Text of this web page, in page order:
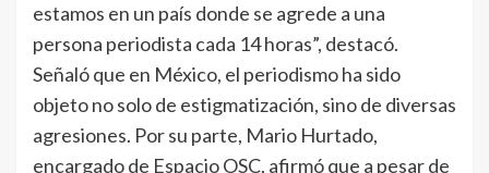
estamos en un país donde se agrede a una
persona periodista cada 14 horas”, destacó.
Señaló que en México, el periodismo ha sido
objeto no solo de estigmatización, sino de diversas
agresiones. Por su parte, Mario Hurtado,
encargado de Espacio OSC, afirmó que a pesar de